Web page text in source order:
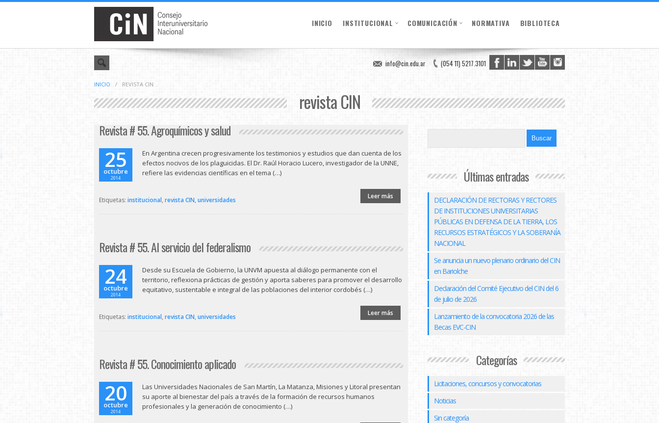
INICIO INSTITUCIONAL COMUNICACIÓN NORMATIVA BIBLIOTECA
(054 11) 5217.3101
info@cin.edu.ar
INICIO / REVISTA CIN
revista CIN
Revista # 55. Agroquímicos y salud
25
octubre
2014
En Argentina crecen progresivamente los testimonios y estudios que dan cuenta de los
efectos nocivos de los plaguicidas. El Dr. Raúl Horacio Lucero, investigador de la UNNE,
refiere las evidencias científicas en el tema (…)
Leer más
Etiquetas: institucional, revista CIN, universidades
Revista # 55. Al servicio del federalismo
24
octubre
2014
Desde su Escuela de Gobierno, la UNVM apuesta al diálogo permanente con el
territorio, reflexiona prácticas de gestión y aporta saberes para promover el desarrollo
equitativo, sustentable e integral de las poblaciones del interior cordobés (…)
Leer más
Etiquetas: institucional, revista CIN, universidades
Revista # 55. Conocimiento aplicado
20
octubre
2014
Las Universidades Nacionales de San Martín, La Matanza, Misiones y Litoral presentan
su aporte al bienestar del país a través de la formación de recursos humanos
profesionales y la generación de conocimiento (…)
Últimas entradas
DECLARACIÓN DE RECTORAS Y RECTORES
DE INSTITUCIONES UNIVERSITARIAS
PÚBLICAS EN DEFENSA DE LA TIERRA, LOS
RECURSOS ESTRATÉGICOS Y LA SOBERANÍA
NACIONAL
Se anuncia un nuevo plenario ordinario del CIN
en Bariolche
Declaración del Comité Ejecutivo del CIN del 6
de julio de 2026
Lanzamiento de la convocatoria 2026 de las
Becas EVC-CIN
Categorías
Licitaciones, concursos y convocatorias
Noticias
Sin categoría